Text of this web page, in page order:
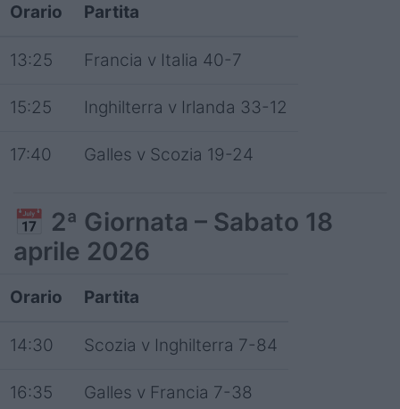
Orario Partita
13:25 Francia v Italia 40-7
15:25 Inghilterra v Irlanda 33-12
17:40 Galles v Scozia 19-24
📅 2ª Giornata – Sabato 18
aprile 2026
Orario Partita
14:30 Scozia v Inghilterra 7-84
16:35 Galles v Francia 7-38